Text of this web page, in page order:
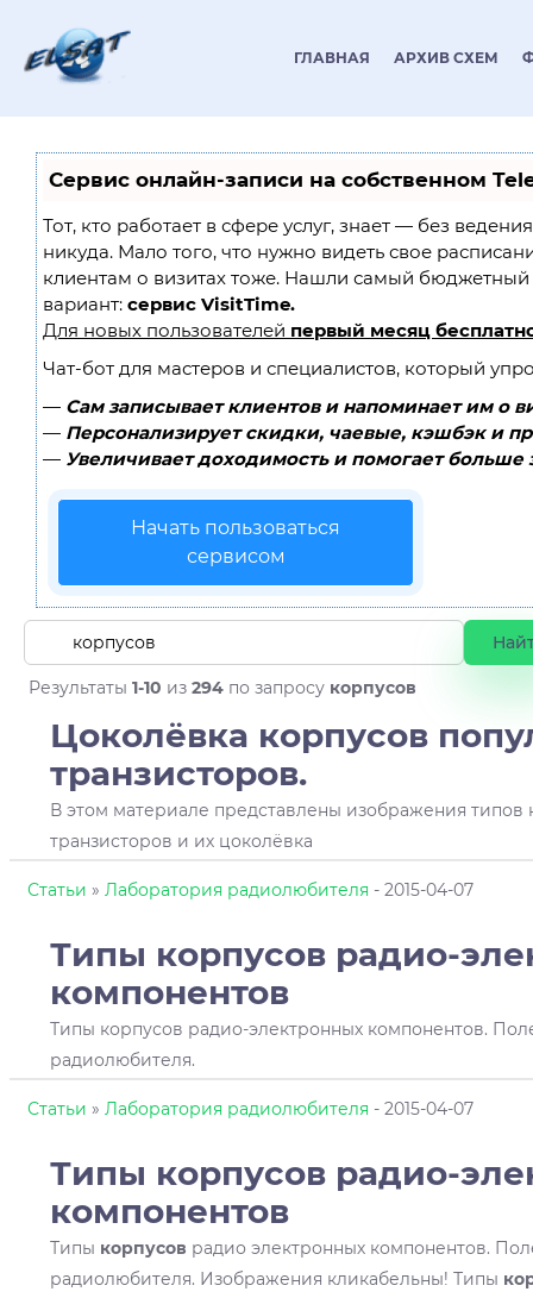
ГЛАВНАЯ АРХИВ СХЕМ
Сервис онлайн-записи на собственном
Тот, кто работает в сфере услуг, знает — без
никуда. Мало того, что нужно видеть свое
клиентам о визитах тоже. Нашли самый
вариант: сервис VisitTime.
Для новых пользователей первый месяц
Чат-бот для мастеров и специалистов, который
— Сам записывает клиентов и напоминает им о
— Персонализирует скидки, чаевые, кэшбэк и
— Увеличивает доходимость и помогает больше
Начать пользоваться
сервисом
Результаты 1-10 из 294 по запросу корпусов
Цоколёвка корпусов
транзисторов.
В этом материале представлены изображения типов
транзисторов и их цоколёвка
Статьи » Лаборатория радиолюбителя - 2015-04-07
Типы корпусов радио-
компонентов
Типы корпусов радио-электронных компонентов.
радиолюбителя.
Статьи » Лаборатория радиолюбителя - 2015-04-07
Типы корпусоврадио-
компонентов
Типы корпусов радио электронных компонентов.
радиолюбителя. Изображения кликабельны! Типы